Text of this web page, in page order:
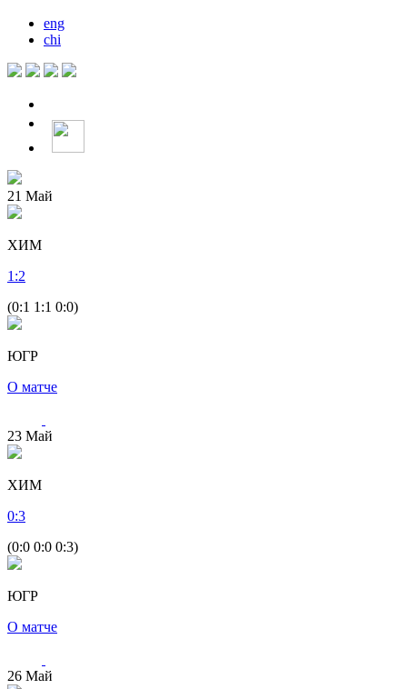
eng
chi
21 Май
ХИМ
1 :2
(0:1 1:1 0:0)
ЮГР
О матче
23 Май
ХИМ
0:3
(0:0 0:0 0:3)
ЮГР
О матче
26 Май